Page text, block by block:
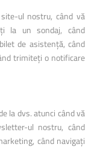
ul nostru, când vă
la un sondaj, când
de asistență, când
trimiteți o notificare
la dvs. atunci când vă
ul nostru, când
când navigați